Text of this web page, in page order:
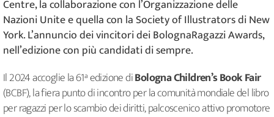
Centre, la collaborazione con l’Organizzazione delle
Nazioni Unite e quella con la Society of Illustrators di New
York. L’annuncio dei vincitori dei BolognaRagazzi Awards,
nell’edizione con più candidati di sempre.
Il 2024 accoglie la 61ª edizione diBologna Children’s Book Fair
(BCBF), la fiera punto di incontro per la comunità mondiale del libro
per ragazzi per lo scambio dei diritti, palcoscenico attivo promotore